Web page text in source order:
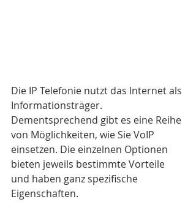
Die IP Telefonie nutzt das Internet als
Informationsträger.
Dementsprechend gibt es eine Reihe
von Möglichkeiten, wie Sie VoIP
einsetzen. Die einzelnen Optionen
bieten jeweils bestimmte Vorteile
und haben ganz spezifische
Eigenschaften.